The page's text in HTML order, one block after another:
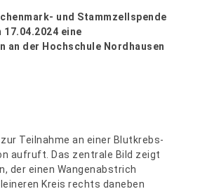
und Stammzellspende
17.04.2024 eine
an der Hochschule Nordhausen